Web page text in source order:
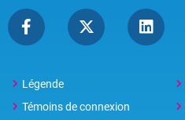
Légende
Témoins de connexion